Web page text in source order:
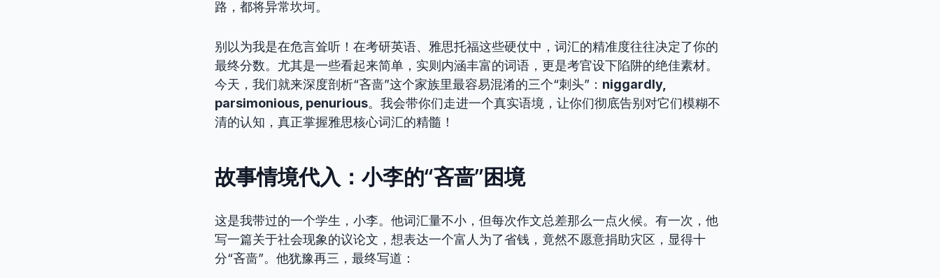
路，都将异常坎坷。
别以为我是在危言耸听！在考研英语、雅思托福这些硬仗中，词汇的精准度往往决定了你的
最终分数。尤其是一些看起来简单，实则内涵丰富的词语，更是考官设下陷阱的绝佳素材。
今天，我们就来深度剖析“吝啬”这个家族里最容易混淆的三个“刺头”： niggardly,
parsimonious, penurious。我会带你们走进一个真实语境，让你们彻底告别对它们模糊不
清的认知，真正掌握雅思核心词汇的精髓！
故事情境代入：小李的“吝啬”困境
这是我带过的一个学生，小李。他词汇量不小，但每次作文总差那么一点火候。有一次，他
写一篇关于社会现象的议论文，想表达一个富人为了省钱，竟然不愿意捐助灾区，显得十
分“吝啬”。他犹豫再三，最终写道：